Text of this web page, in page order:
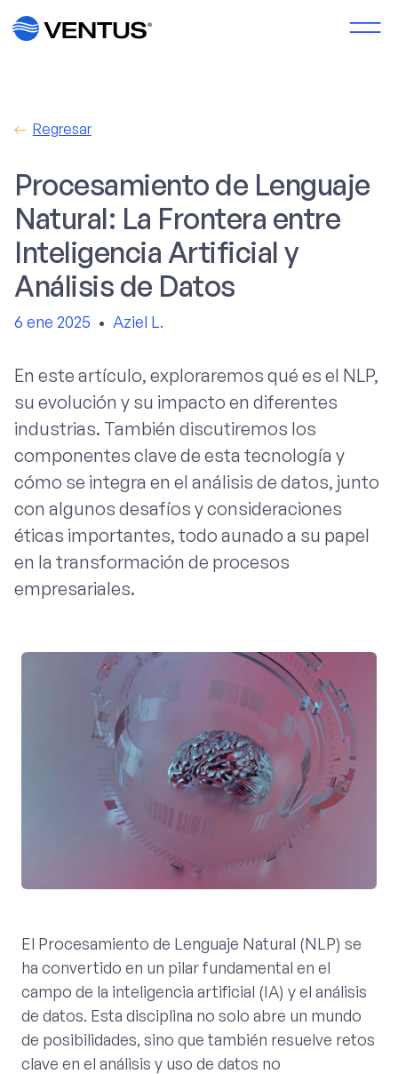
Regresar
Procesamiento de Lenguaje
Natural: La Frontera entre
Inteligencia Artificial y
Análisis de Datos
6 ene 2025 • Aziel L.
En este artículo, exploraremos qué es el NLP,
su evolución y su impacto en diferentes
industrias. También discutiremos los
componentes clave de esta tecnología y
cómo se integra en el análisis de datos, junto
con algunos desafíos y consideraciones
éticas importantes, todo aunado a su papel
en la transformación de procesos
empresariales.
El Procesamiento de Lenguaje Natural (NLP) se
ha convertido en un pilar fundamental en el
campo de la inteligencia artificial (IA) y el análisis
de datos. Esta disciplina no solo abre un mundo
de posibilidades, sino que también resuelve retos
clave en el análisis y uso de datos no